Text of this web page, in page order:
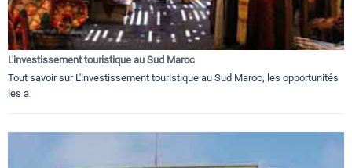
L'investissement touristique au Sud Maroc
Tout savoir sur L'investissement touristique au Sud Maroc, les opportunités
les a